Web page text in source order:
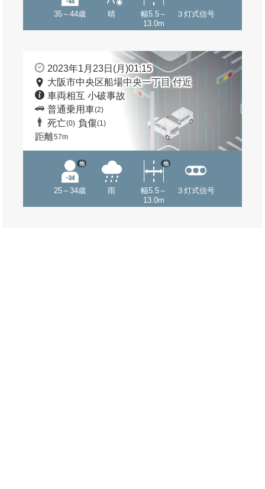
35～44歳 晴
幅5.5～
13.0m
３灯式信号
2023年1月23日(月)01:15
大阪市中央区船場中央一丁目 付近
車両相互 小破事故
普通乗用車(2)
死亡(0) 負傷(1)
距離57m
25～34歳
他
雨
幅5.5～
13.0m
他
３灯式信号